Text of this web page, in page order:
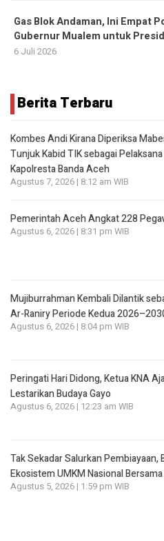
Gas Blok Andaman, Ini Empat
Gubernur Mualem untuk
6 Juli 2026
Berita Terbaru
Kombes Andi Kirana Diperiksa
Tunjuk Kabid TIK sebagai
Kapolresta Banda Aceh
Agustus 7, 2026 | 8:12 am WIB
Pemerintah Aceh Angkat 228
Agustus 6, 2026 | 8:31 pm WIB
Mujiburrahman Kembali Dilantik
Ar-Raniry Periode Kedua
Agustus 6, 2026 | 8:04 pm WIB
Peringati Hari Didong, Ketua KNA
Lestarikan Budaya Gayo
Agustus 6, 2026 | 12:23 am WIB
Tak Sekadar Salurkan Pembiayaan,
Ekosistem UMKM Nasional
Agustus 5, 2026 | 1:59 pm WIB